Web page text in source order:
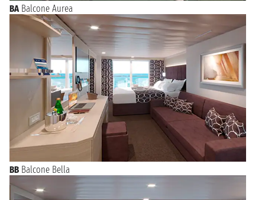
BA Balcone Aurea
BB Balcone Bella